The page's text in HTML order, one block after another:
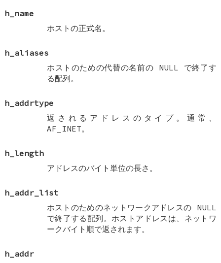
h_name
ホストの正式名。
h_aliases
ホストのための代替の名前の NULL で終了す
る配列。
h_addrtype
返されるアドレスのタイプ。通常、
AF_INET。
h_length
アドレスのバイト単位の長さ。
h_addr_list
ホストのためのネットワークアドレスの NULL
で終了する配列。ホストアドレスは、ネットワ
ークバイト順で返されます。
h_addr